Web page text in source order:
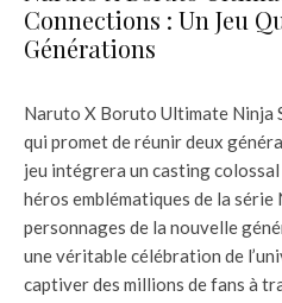
Connections : Un Jeu
Générations
Naruto X Boruto Ultimate Ninja
qui promet de réunir deux
jeu intégrera un casting
héros emblématiques de la série
personnages de la nouvelle
une véritable célébration de
captiver des millions de fans à